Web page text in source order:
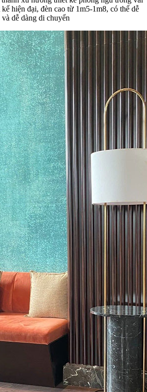
hiện đại, đèn cao từ 1m5-1m8, có thể dễ
dễ dàng di chuyển